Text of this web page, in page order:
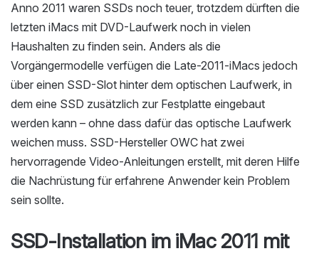
Anno 2011 waren SSDs noch teuer, trotzdem dürften die
letzten iMacs mit DVD-Laufwerk noch in vielen
Haushalten zu finden sein. Anders als die
Vorgängermodelle verfügen die Late-2011-iMacs jedoch
über einen SSD-Slot hinter dem optischen Laufwerk, in
dem eine SSD zusätzlich zur Festplatte eingebaut
werden kann – ohne dass dafür das optische Laufwerk
weichen muss. SSD-Hersteller OWC hat zwei
hervorragende Video-Anleitungen erstellt, mit deren Hilfe
die Nachrüstung für erfahrene Anwender kein Problem
sein sollte.
SSD-Installation im iMac 2011 mit